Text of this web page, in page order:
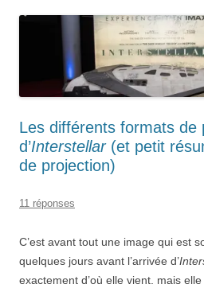
Les différents formats de
d’Interstellar(et petit
de projection)
11 réponses
C’est avant tout une image qui est
quelques jours avant l’arrivée d’
exactement d’où elle vient, mais